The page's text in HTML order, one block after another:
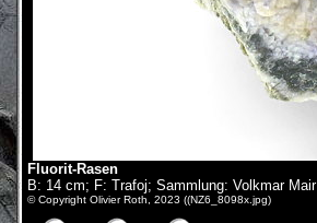
Fluorit-Rasen
B: 14 cm; F: Trafoj; Sammlung: Volkmar Mair
© Copyright Olivier Roth, 2023 ((NZ6_8098x.jpg)